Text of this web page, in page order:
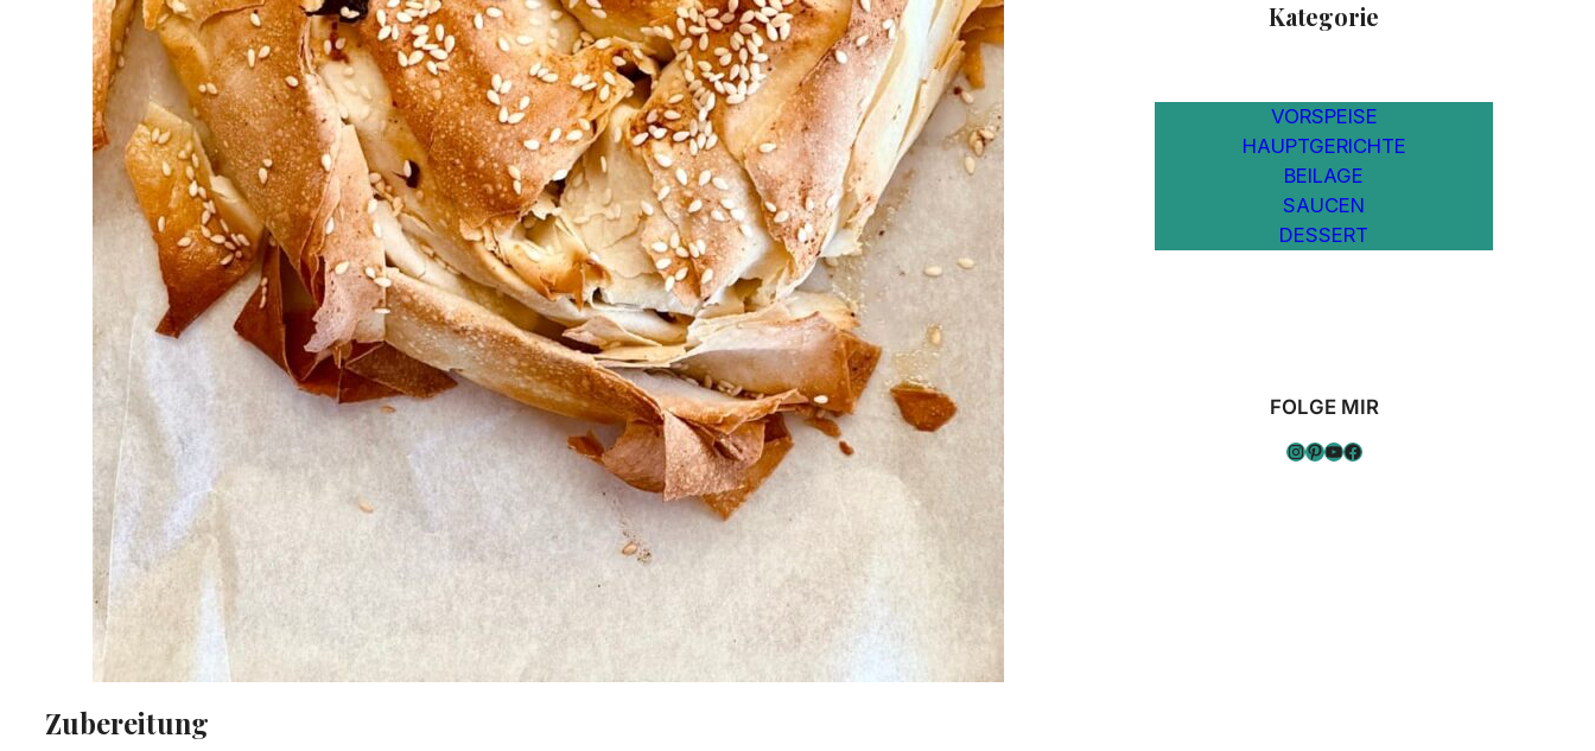
Zubereitung
Kategorie
VORSPEISE
HAUPTGERICHTE
BEILAGE
SAUCEN
DESSERT
FOLGE MIR
InstagramPinterest YouTube Facebook